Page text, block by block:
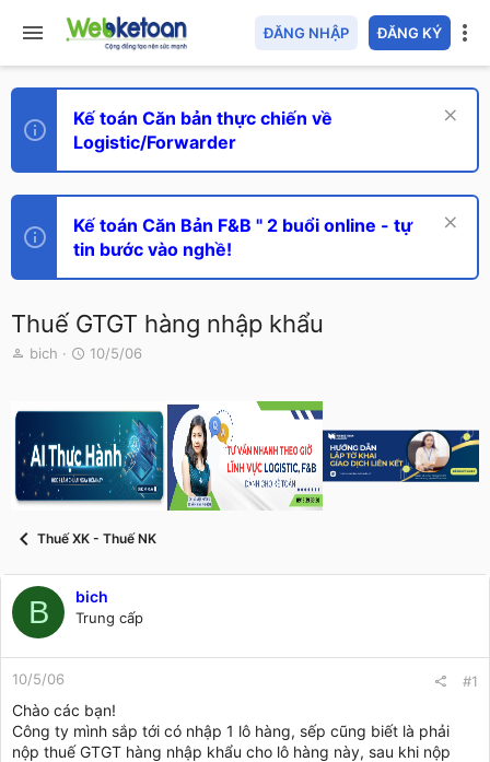
ĐĂNG NHẬP ĐĂNG KÝ
Kế toán Căn bản thực chiến về
Logistic/Forwarder
Kế toán Căn Bản F&B " 2 buổi online - tự
tin bước vào nghề!
Thuế GTGT hàng nhập khẩu
T
e
a
d
s
a
r
bich
N
y
ử
i
10/5/06
Thuế XK - Thuế NK
B bich
Trung cấp
10/5/06 #1
Chào các bạn!
Công ty mình sắp tới có nhập 1 lô hàng, sếp cũng biết là phải
nộp thuế GTGT hàng nhập khẩu cho lô hàng này, sau khi nộp